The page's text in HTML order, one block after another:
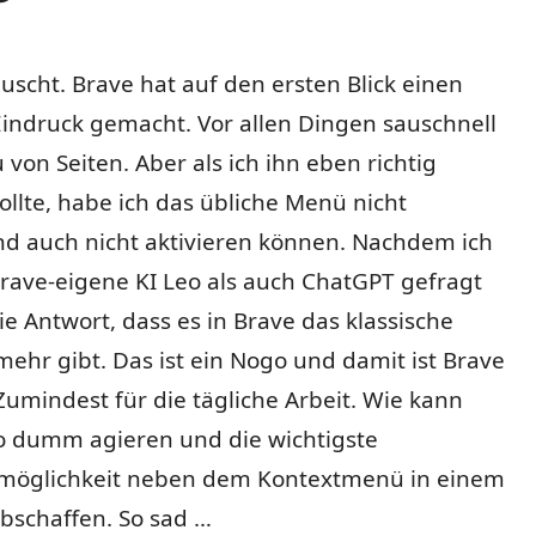
Brave hat auf den ersten Blick einen
gemacht. Vor allen Dingen sauschnell
Seiten. Aber als ich ihn eben richtig
habe ich das übliche Menü nicht
auch nicht aktivieren können. Nachdem ich
eigene KI Leo als auch ChatGPT gefragt
Antwort, dass es in Brave das klassische
gibt. Das ist ein Nogo und damit ist Brave
für die tägliche Arbeit. Wie kann
dumm agieren und die wichtigste
neben dem Kontextmenü in einem
So sad …